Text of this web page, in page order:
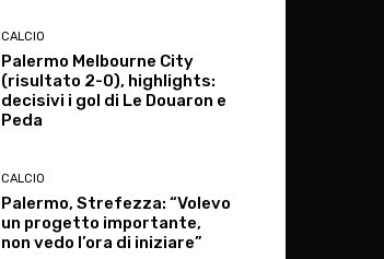
CALCIO
Palermo Melbourne City
(risultato 2-0), highlights:
decisivi i gol di Le Douaron e
Peda
CALCIO
Palermo, Strefezza: “Volevo
un progetto importante,
non vedo l’ora di iniziare”